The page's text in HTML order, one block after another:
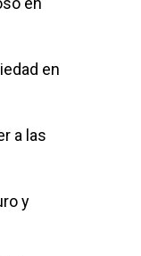
en
a las
y